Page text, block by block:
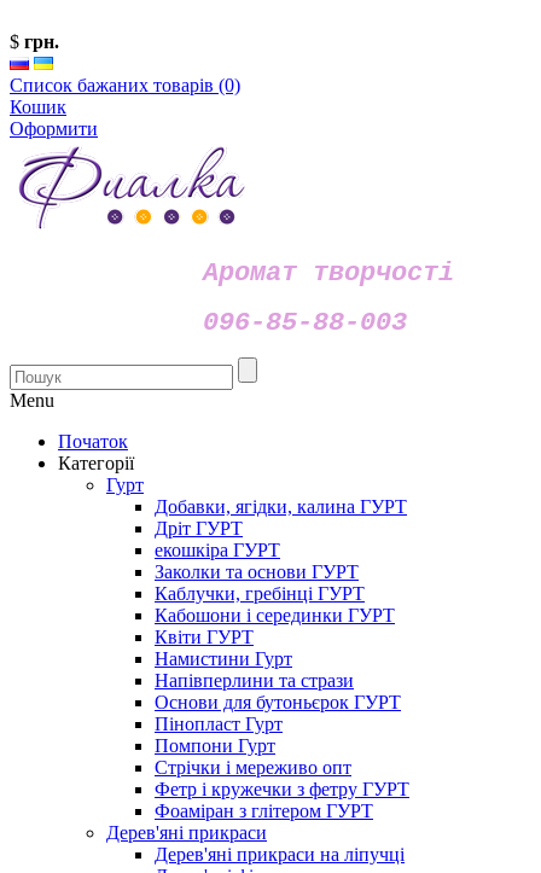
$ грн.
Список бажаних товарів (0)
Кошик
Оформити
Аромат творчості
096-85-88-003
Menu
Початок
Категорії
Гурт
Добавки, ягідки, калина ГУРТ
Дріт ГУРТ
екошкіра ГУРТ
Заколки та основи ГУРТ
Каблучки, гребінці ГУРТ
Кабошони і серединки ГУРТ
Квіти ГУРТ
Намистини Гурт
Напівперлини та стрази
Основи для бутоньєрок ГУРТ
Пінопласт Гурт
Помпони Гурт
Стрічки і мереживо опт
Фетр і кружечки з фетру ГУРТ
Фоаміран з глітером ГУРТ
Дерев'яні прикраси
Дерев'яні прикраси на ліпучці